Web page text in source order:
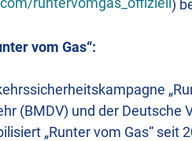
)
vom Gas“:
(BMDV) und der Deutsche
„Runter vom Gas“ seit